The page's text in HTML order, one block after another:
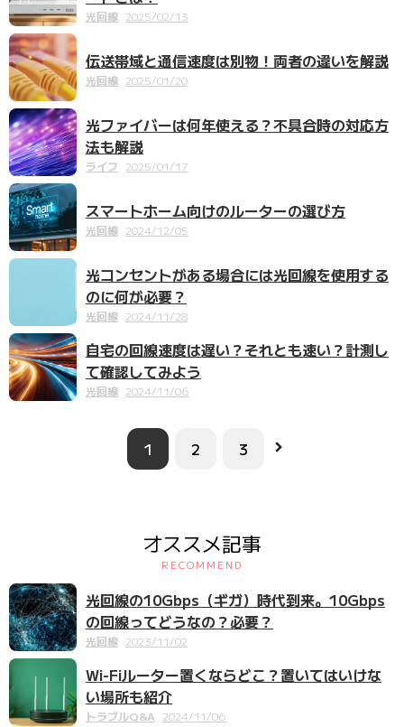
光回線 2025/02/13
伝送帯域と通信速度は別物！両者の違いを解説
光回線 2025/01/20
光ファイバーは何年使える？不具合時の対応方
法も解説
ライフ 2025/01/17
スマートホーム向けのルーターの選び方
光回線 2024/12/05
光コンセントがある場合には光回線を使用する
のに何が必要？
光回線 2024/11/28
自宅の回線速度は遅い？それとも速い？計測し
て確認してみよう
光回線 2024/11/06
1 2 3
オススメ記事
RECOMMEND
光回線の10Gbps（ギガ）時代到来。10Gbps
の回線ってどうなの？必要？
光回線 2023/11/02
Wi-Fiルーター置くならどこ？置いてはいけな
い場所も紹介
トラブルQ&A 2024/11/06